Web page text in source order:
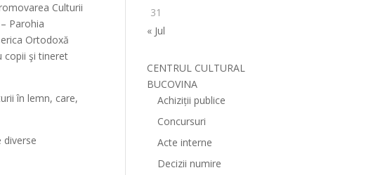
Culturii
Parohia
Ortodoxă
copii şi tineret
în lemn, care,
diverse
31
« Jul
CENTRUL CULTURAL
BUCOVINA
Achiziții publice
Concursuri
Acte interne
Decizii numire